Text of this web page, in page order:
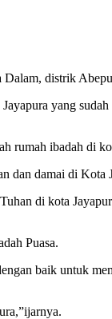
distrik
yang
rumah ibadah di
dan damai di Kota
di kota
Puasa.
baik untuk